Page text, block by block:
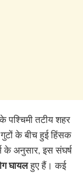
पश्चिमी तटीय शहर
के बीच हुई हिंसक
के अनुसार, इस संघर्ष
घायलहुए हैं। कई